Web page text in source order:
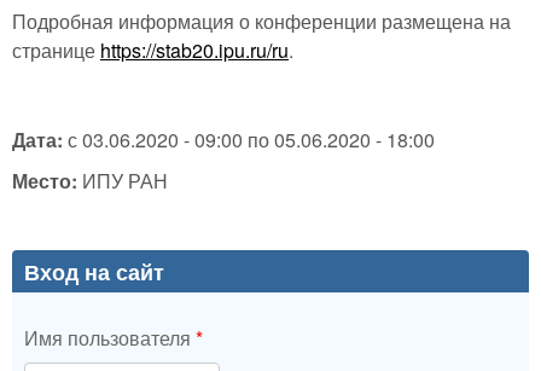
Подробная информация о конференции размещена на
странице https://stab20.ipu.ru/ru.
Дата: с03.06.2020 - 09:00 по05.06.2020 - 18:00
Место: ИПУ РАН
Вход на сайт
Имя пользователя *